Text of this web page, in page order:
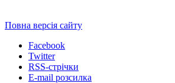
Повна версія сайту
Facebook
Twitter
RSS-стрічки
E-mail розсилка